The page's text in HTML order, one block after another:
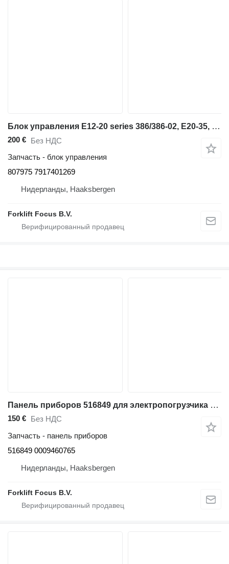
Блок управления E12-20 series 386/386-02, E20-35, series 387, E35-E50, series 38 807975 для складской техники Linde E12-20 series 386/386-02, E20-35, series 387, E35-E50, series
200 € Без НДС
Запчасть - блок управления
807975 7917401269
Нидерланды, Haaksbergen
Forklift Focus B.V.
Панель приборов 516849 для электропогрузчика Linde E35P, Series 337
150 € Без НДС
Запчасть - панель приборов
516849 0009460765
Нидерланды, Haaksbergen
Forklift Focus B.V.